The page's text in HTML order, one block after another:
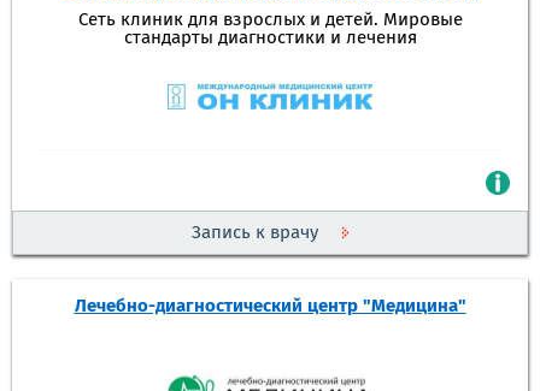
Сеть клиник для взрослых и детей. Мировые
стандарты диагностики и лечения
Запись к врачу
Лечебно-диагностический центр "Медицина"